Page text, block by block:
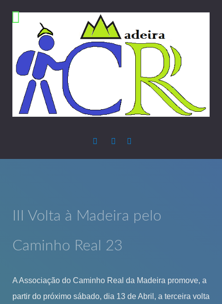
III Volta à Madeira pelo
Caminho Real 23
A Associação do Caminho Real da Madeira promove, a
partir do próximo sábado, dia 13 de Abril, a terceira volta